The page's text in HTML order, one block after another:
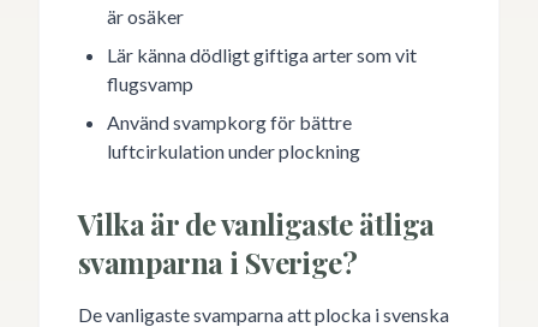
är osäker
Lär känna dödligt giftiga arter som vit
flugsvamp
Använd svampkorg för bättre
luftcirkulation under plockning
Vilka är de vanligaste ätliga
svamparna i Sverige?
De vanligaste svamparna att plocka i svenska